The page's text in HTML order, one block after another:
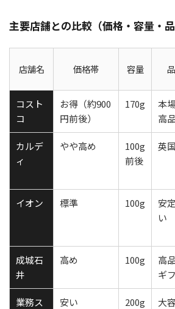
主要店舗との比較（価格・容量・品
店舗名 価格帯 容量
コスト
コ
お得（約900
円前後）
170g
本
高
カルデ
ィ
やや高め
100g
前後
英
イオン 標準 100g
安
い
成城石
井
高め 100g
高
ギ
業務ス
安い 200g
大